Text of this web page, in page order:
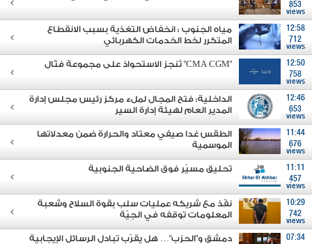
853
views
12:58
712
views
مياه الجنوب : انخفاض التغذية بسبب الانقطاع
المتكرر لخط الخدمات الكهربائي
12:50
758
views
"CMA CGM" تُنجز الاستحواذ على مجموعة فتّال
12:46
653
views
الداخلية: فتح المجال لملء مركز رئيس مجلس إدارة
المدير العام لهيئة إدارة السير
11:44
676
views
الطقس غدا صيفي معتاد والحرارة ضمن معدلاتها
الموسمية
11:11
457
views
تحليق مسيّر فوق الضاحية الجنوبية
10:29
742
views
نفّذ مع شريكه عمليات سلب بقوة السلاح وشعبة
المعلومات توقفه في الجِيّة
07:34
دمشق و"الحزب"… هل يقرّب تبادل الرسائل الإيجابية